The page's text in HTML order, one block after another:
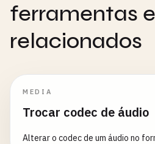
ferramentas
relacionados
MEDIA
Trocar codec de áudio
Alterar o codec de um áudio no